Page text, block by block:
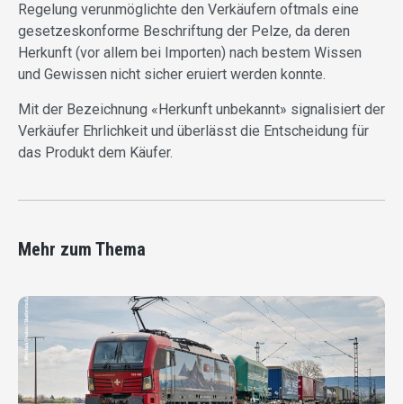
Regelung verunmöglichte den Verkäufern oftmals eine
gesetzeskonforme Beschriftung der Pelze, da deren
Herkunft (vor allem bei Importen) nach bestem Wissen
und Gewissen nicht sicher eruiert werden konnte.
Mit der Bezeichnung «Herkunft unbekannt» signalisiert der
Verkäufer Ehrlichkeit und überlässt die Entscheidung für
das Produkt dem Käufer.
Mehr zum Thema